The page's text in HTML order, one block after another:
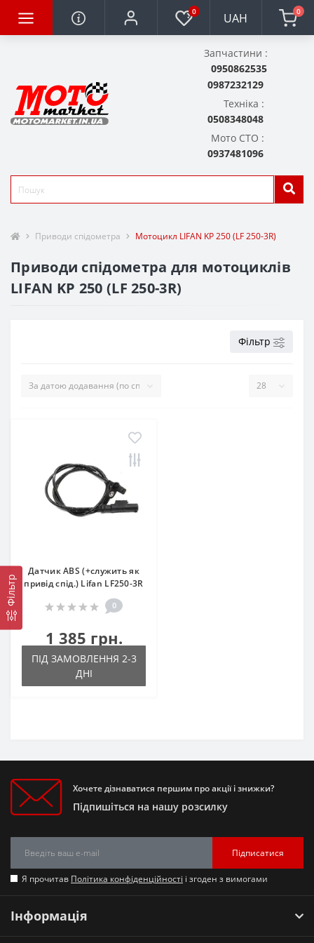
0 UAH 0
Запчастини :
0950862535
0987232129
Техніка :
0508348048
Мото СТО :
0937481096
Приводи спідометра Мотоцикл LIFAN KP 250 (LF 250-3R)
Приводи спідометра для мотоциклів
LIFAN KP 250 (LF 250-3R)
Фільтр
Фільтр
Датчик ABS (+служить як
привід спід.) Lifan LF250-3R
0
1 385 грн.
ПІД ЗАМОВЛЕННЯ 2-3
ДНІ
Хочете дізнаватися першим про акції і знижки?
Підпишіться на нашу розсилку
Підписатися
Я прочитав Політика конфіденційності і згоден з вимогами
Інформація